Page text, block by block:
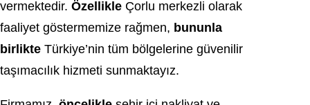
vermektedir. Özellikle Çorlu merkezli olarak
faaliyet göstermemize rağmen, bununla
birlikte Türkiye’nin tüm bölgelerine güvenilir
taşımacılık hizmeti sunmaktayız.